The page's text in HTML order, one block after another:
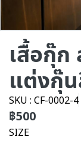
เสื้อกุ๊ก
แต่งกุ๊
SKU : CF-0002-4
฿500
SIZE